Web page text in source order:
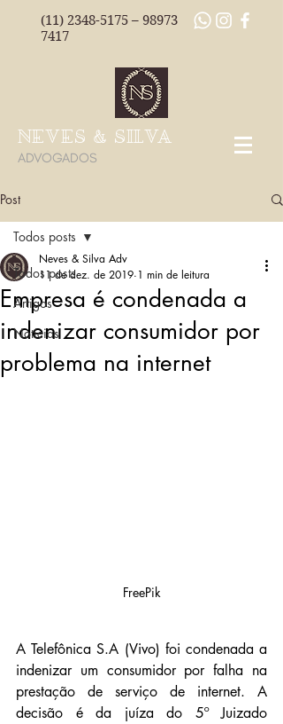
(11) 2348-5175 – 98973
7417
NEVES & SILVA
ADVOGADOS
Post
Todos posts
Artigos
Notícias
Todos posts
Empresa é condenada a
indenizar consumidor por
problema na internet
Neves & Silva Adv
11 de dez. de 2019 1 min de leitura
FreePik
A Telefônica S.A (Vivo) foi condenada a
indenizar um consumidor por falha na
prestação de serviço de internet. A
decisão é da juíza do 5º Juizado